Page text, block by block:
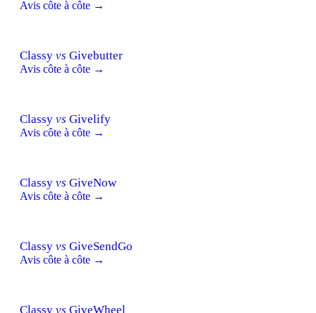
Avis côte à côte →
Classy vs Givebutter
Avis côte à côte →
Classy vs Givelify
Avis côte à côte →
Classy vs GiveNow
Avis côte à côte →
Classy vs GiveSendGo
Avis côte à côte →
Classy vs GiveWheel